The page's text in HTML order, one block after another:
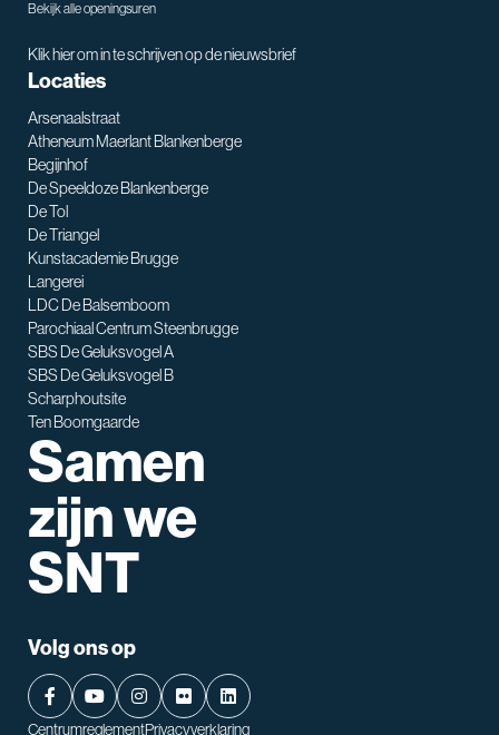
Bekijk alle openingsuren
Klik hier om in te schrijven op de nieuwsbrief
Locaties
Arsenaalstraat
Atheneum Maerlant Blankenberge
Begijnhof
De Speeldoze Blankenberge
De Tol
De Triangel
Kunstacademie Brugge
Langerei
LDC De Balsemboom
Parochiaal Centrum Steenbrugge
SBS De Geluksvogel A
SBS De Geluksvogel B
Scharphoutsite
Ten Boomgaarde
Samen
zijn we
SNT
Volg ons op
CentrumreglementPrivacyverklaring
SNT assistent
Waarmee kan ik je helpen?